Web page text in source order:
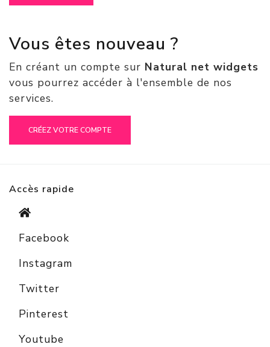
Vous êtes nouveau ?
En créant un compte sur Natural net widgets
vous pourrez accéder à l'ensemble de nos
services.
Accès rapide
Facebook
Instagram
Twitter
Pinterest
Youtube